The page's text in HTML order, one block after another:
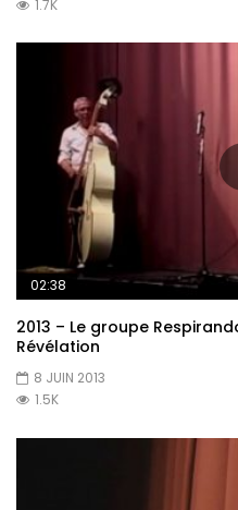
1.7K
02:38
2013 – Le groupe
Révélation
8 JUIN 2013
1.5K